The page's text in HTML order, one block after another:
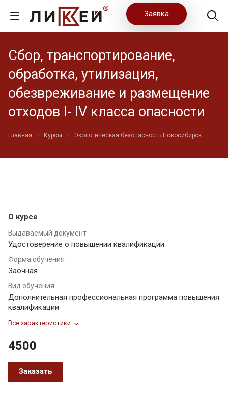
Заявка
Сбор, транспортирование,
обработка, утилизация,
обезвреживание и размещение
отходов I- IV класса опасности
Главная Курсы Экологическая безопасность Новосибирск
О курсе
Выдаваемый документ
Удостоверение о повышении квалификации
Форма обучения
Заочная
Вид обучения
Дополнительная профессиональная программа повышения
квалификации
Все характеристики
4500
Заказать